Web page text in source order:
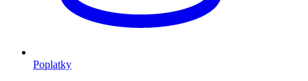
Poplatky